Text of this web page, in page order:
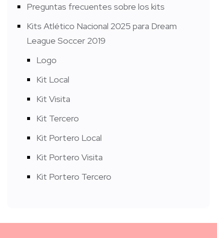
Preguntas frecuentes sobre los kits
Kits Atlético Nacional 2025 para Dream
League Soccer 2019
Logo
Kit Local
Kit Visita
Kit Tercero
Kit Portero Local
Kit Portero Visita
Kit Portero Tercero